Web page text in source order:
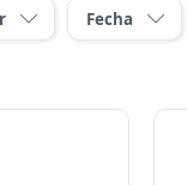
Fecha